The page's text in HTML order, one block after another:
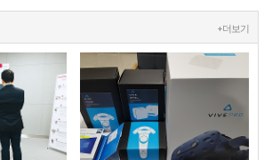
+ 더보기